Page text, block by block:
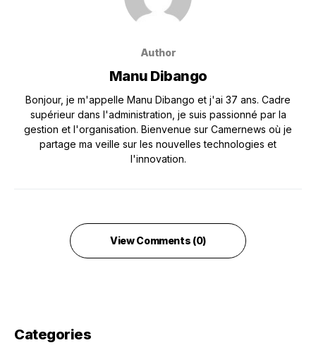
Author
Manu Dibango
Bonjour, je m'appelle Manu Dibango et j'ai 37 ans. Cadre
supérieur dans l'administration, je suis passionné par la
gestion et l'organisation. Bienvenue sur Camernews où je
partage ma veille sur les nouvelles technologies et
l'innovation.
View Comments (0)
Categories